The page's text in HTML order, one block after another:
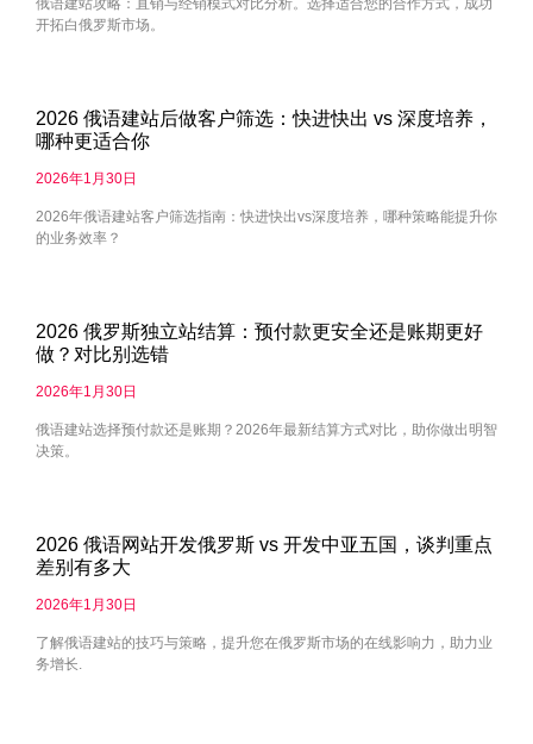
俄语建站攻略：直销与经销模式对比分析。选择适合您的合作方式，成功
开拓白俄罗斯市场。
2026 俄语建站后做客户筛选：快进快出 vs 深度培养，
哪种更适合你
2026年1月30日
2026年俄语建站客户筛选指南：快进快出vs深度培养，哪种策略能提升你
的业务效率？
2026 俄罗斯独立站结算：预付款更安全还是账期更好
做？对比别选错
2026年1月30日
俄语建站选择预付款还是账期？2026年最新结算方式对比，助你做出明智
决策。
2026 俄语网站开发俄罗斯 vs 开发中亚五国，谈判重点
差别有多大
2026年1月30日
了解俄语建站的技巧与策略，提升您在俄罗斯市场的在线影响力，助力业
务增长.